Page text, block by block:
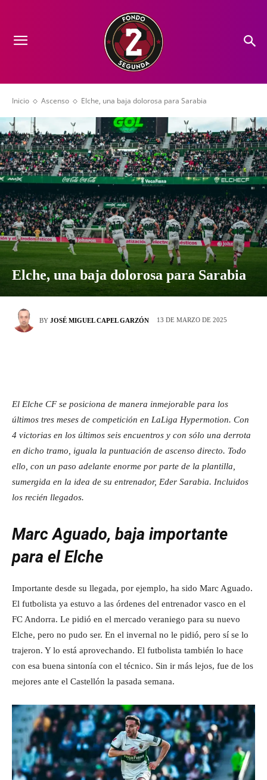
Inicio Ascenso Elche, una baja dolorosa para Sarabia
Elche, una baja dolorosa para Sarabia
BY JOSÉ MIGUEL CAPEL GARZÓN 13 DE MARZO DE 2025
El Elche CF se posiciona de manera inmejorable para los
últimos tres meses de competición en LaLiga Hypermotion. Con
4 victorias en los últimos seis encuentros y con sólo una derrota
en dicho tramo, iguala la puntuación de ascenso directo. Todo
ello, con un paso adelante enorme por parte de la plantilla,
sumergida en la idea de su entrenador, Eder Sarabia. Incluidos
los recién llegados.
Marc Aguado, baja importante
para el Elche
Importante desde su llegada, por ejemplo, ha sido Marc Aguado.
El futbolista ya estuvo a las órdenes del entrenador vasco en el
FC Andorra. Le pidió en el mercado veraniego para su nuevo
Elche, pero no pudo ser. En el invernal no le pidió, pero sí se lo
trajeron. Y lo está aprovechando. El futbolista también lo hace
con esa buena sintonía con el técnico. Sin ir más lejos, fue de los
mejores ante el Castellón la pasada semana.